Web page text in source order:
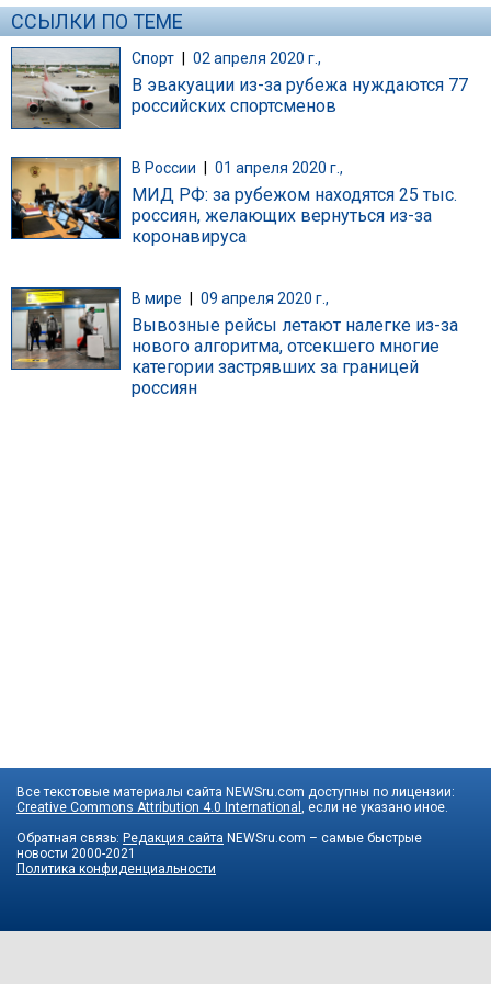
ССЫЛКИ ПО ТЕМЕ
Спорт | 02 апреля 2020 г.,
В эвакуации из-за рубежа нуждаются 77
российских спортсменов
В России 01 апреля 2020 г.,
МИД РФ: за рубежом находятся 25 тыс.
россиян, желающих вернуться из-за
коронавируса
В мире 09 апреля 2020 г.,
Вывозные рейсы летают налегке из-за
нового алгоритма, отсекшего многие
категории застрявших за границей
россиян
Все текстовые материалы сайта NEWSru.com доступны по лицензии:
Creative Commons Attribution 4.0 International , если не указано иное.
Обратная связь: Редакция сайта NEWSru.com – самые быстрые
новости 2000-2021
Политика конфиденциальности